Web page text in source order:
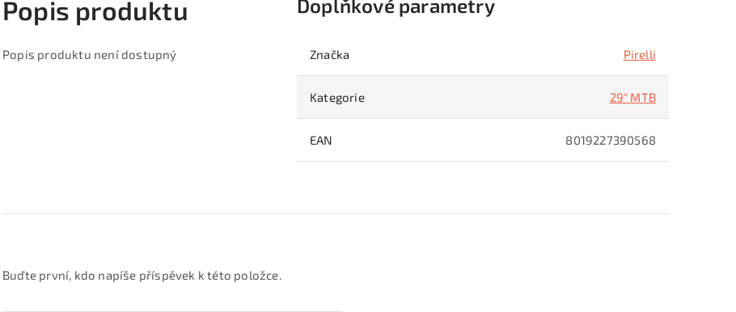
Popis produktu
Popis produktu není dostupný
Doplňkové parametry
Značka Pirelli
Kategorie 29" MTB
EAN 8019227390568
Buďte první, kdo napíše příspěvek k této položce.